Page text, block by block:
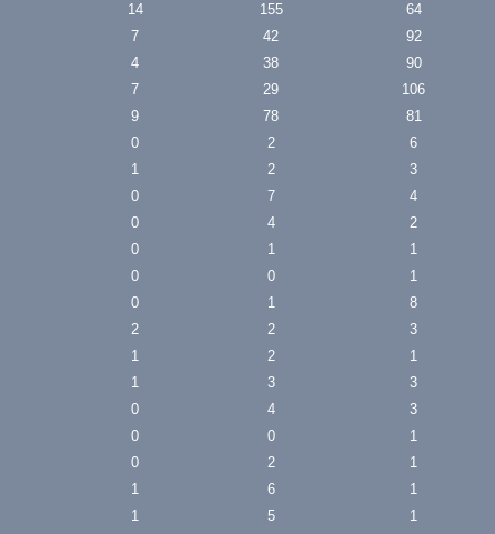
14 155 64
7 42 92
4 38 90
7 29 106
9 78 81
0 2 6
1 2 3
0 7 4
0 4 2
0 1 1
0 0 1
0 1 8
2 2 3
1 2 1
1 3 3
0 4 3
0 0 1
0 2 1
1 6 1
1 5 1